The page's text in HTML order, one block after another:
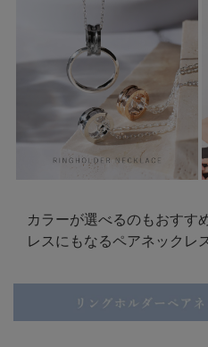
カラーが選べるのもおすす
レスにもなるペアネックレ